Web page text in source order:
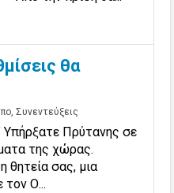
θα
,Συνεντεύξεις
Υπήρξατε Πρύτανης σε
της χώρας.
θητεία σας, μια
τον Ο...